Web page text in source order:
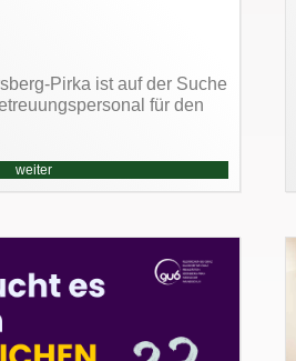
Pirka ist auf der Suche
für den
weiter